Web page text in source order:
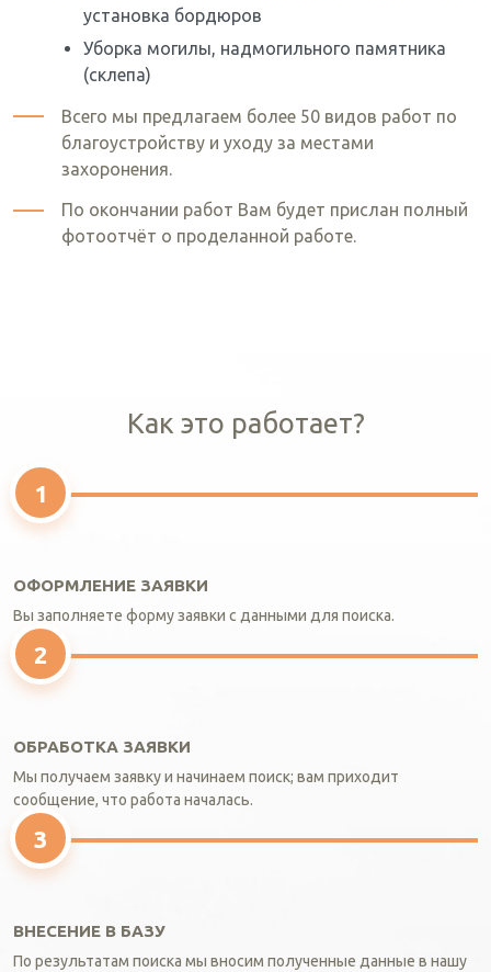
установка бордюров
Уборка могилы, надмогильного памятника
(склепа)
Всего мы предлагаем более 50 видов работ по
благоустройству и уходу за местами
захоронения.
По окончании работ Вам будет прислан полный
фотоотчёт о проделанной работе.
Как это работает?
ОФОРМЛЕНИЕ ЗАЯВКИ
Вы заполняете форму заявки с данными для поиска.
ОБРАБОТКА ЗАЯВКИ
Мы получаем заявку и начинаем поиск; вам приходит
сообщение, что работа началась.
ВНЕСЕНИЕ В БАЗУ
По результатам поиска мы вносим полученные данные в нашу